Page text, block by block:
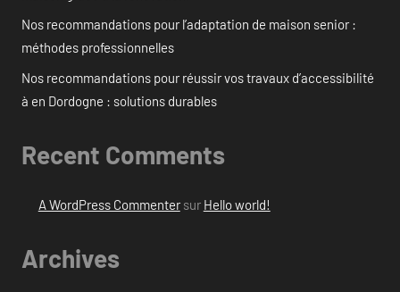
Nos recommandations pour l’adaptation de maison senior :
méthodes professionnelles
Nos recommandations pour réussir vos travaux d’accessibilité
à en Dordogne : solutions durables
Recent Comments
A WordPress Commentersur Hello world!
Archives